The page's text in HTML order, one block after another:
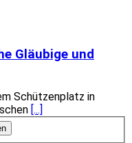
Gläubige und
Schützenplatz in
[...]